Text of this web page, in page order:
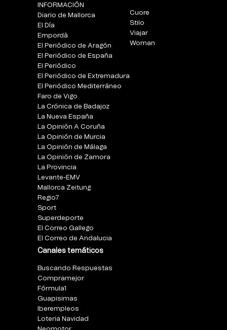
INFORMACIÓN
Diario de Mallorca
El Día
Empordà
El Periódico de Aragón
El Periódico de España
El Periódico
El Periódico de Extremadura
El Periódico Mediterráneo
Faro de Vigo
La Crónica de Badajoz
La Nueva España
La Opinión A Coruña
La Opinión de Murcia
La Opinión de Málaga
La Opinión de Zamora
La Provincia
Levante-EMV
Mallorca Zeitung
Regio7
Sport
Superdeporte
El Correo Gallego
El Correo de Andalucia
Canales temáticos
Buscando Respuestas
Compramejor
Fórmula1
Guapisimas
Iberempleos
Loteria Navidad
Cuore
Stilo
Viajar
Woman